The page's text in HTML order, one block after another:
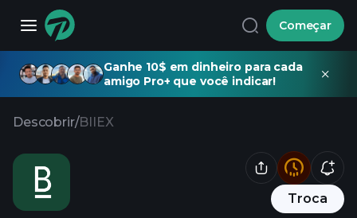
Começar
Ganhe 10$ em dinheiro para cada
amigo Pro+ que você indicar!
Descobrir/BIIEX
Troca